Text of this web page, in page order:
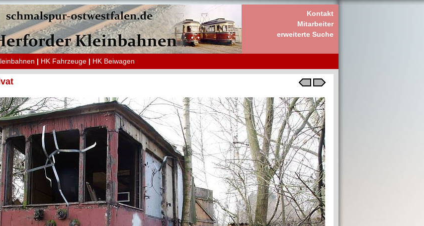
Kontakt
Mitarbeiter
erweiterte Suche
| HK Fahrzeuge | HK Beiwagen